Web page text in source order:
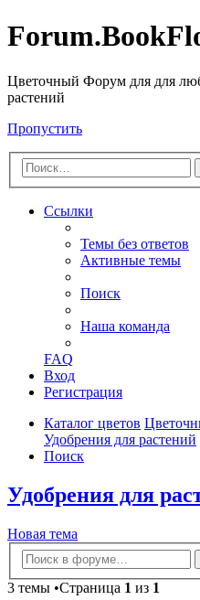
Цветочный Форум для для
растений
Пропустить
Ссылки
Темы без ответов
Активные темы
Поиск
Наша команда
FAQ
Вход
Регистрация
Каталог цветов
Удобрения для растений
Поиск
Удобрения для
Новая тема
3 темы •Страница 1 из 1